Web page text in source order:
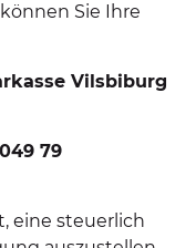
Sie Ihre
Vilsbiburg
79
eine steuerlich